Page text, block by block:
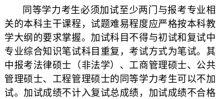
同等学力考生必须加试至少两门与报考专业相
关的本科主干课程，试题难易程度应严格按本科教
学大纲的要求掌握。加试科目不得与初试和复试中
专业综合知识笔试科目重复，考试方式为笔试。其
中报考法律硕士（非法学）、工商管理硕士、公共
管理硕士、工程管理硕士的同等学力考生可以不加
试。加试成绩不计入复试总成绩，加试成绩不合格